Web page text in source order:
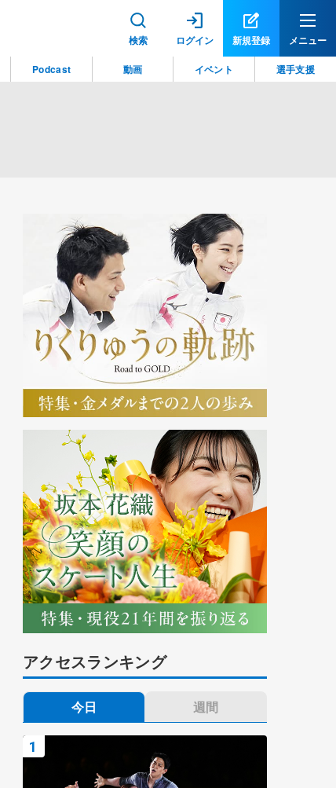
検索 ログイン 新規登録 メニュー
アクセスランキング
今日 週間
Podcast 動画 イベント 選手支援